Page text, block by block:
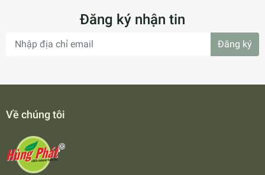
Đăng ký nhận tin
Đăng ký
Về chúng tôi